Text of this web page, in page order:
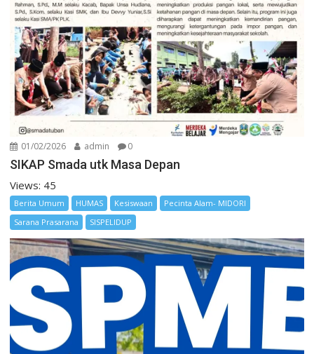
01/02/2026 admin 0
SIKAP Smada utk Masa Depan
Views: 45
Berita Umum HUMAS Kesiswaan
Pecinta Alam- MIDORI
Sarana Prasarana
SISPELIDUP